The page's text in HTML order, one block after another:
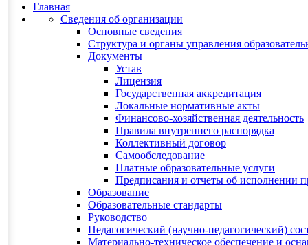
Главная
Сведения об организации
Основные сведения
Структура и органы управления
Документы
Устав
Лицензия
Государственная аккредитация
Локальные нормативные акты
Финансово-хозяйственная деятельность
Правила внутреннего распорядка
Коллективный договор
Самообследование
Платные образовательные услуги
Предписания и отчеты об исполнении
Образование
Образовательные стандарты
Руководство
Педагогический (научно-педагогический)
Материально-техническое обеспечение и